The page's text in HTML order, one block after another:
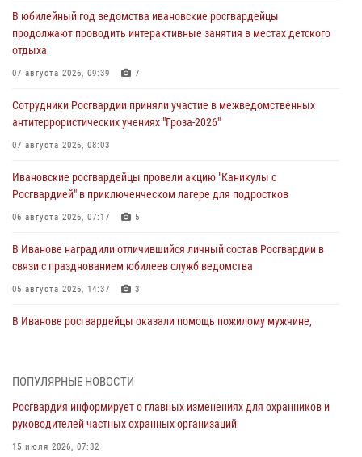
В юбилейный год ведомства ивановские росгвардейцы
продолжают проводить интерактивные занятия в местах детского
отдыха
07 августа 2026, 09:39 7
Сотрудники Росгвардии приняли участие в межведомственных
антитеррористических учениях "Гроза-2026"
07 августа 2026, 08:03
Ивановские росгвардейцы провели акцию "Каникулы с
Росгвардией" в приключенческом лагере для подростков
06 августа 2026, 07:17 5
В Иванове наградили отличившийся личный состав Росгвардии в
связи с празднованием юбилеев служб ведомства
05 августа 2026, 14:37 3
В Иванове росгвардейцы оказали помощь пожилому мужчине,
торжественных мероприятиях, посвященных празднованию Дня
Воздушно-десантных войск
02 августа 2026, 11:46
ПОПУЛЯРНЫЕ НОВОСТИ
Росгвардия информирует о главных изменениях для охранников и
руководителей частных охранных организаций
15 июля 2026, 07:32